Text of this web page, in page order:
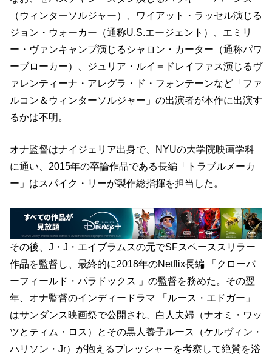
（ウィンターソルジャー）、ワイアット・ラッセル演じる
ジョン・ウォーカー（通称U.S.エージェント）、エミリ
ー・ヴァンキャンプ演じるシャロン・カーター（通称パワ
ーブローカー）、ジュリア・ルイ＝ドレイファス演じるヴ
ァレンティーナ・アレグラ・ド・フォンテーンなど「ファ
ルコン＆ウィンターソルジャー」の出演者が本作に出演す
るかは不明。
オナ監督はナイジェリア出身で、NYUの大学院映画学科
に通い、2015年の卒論作品である長編「トラブルメーカ
ー」はスパイク・リーが製作総指揮を担当した。
その後、J・J・エイブラムスの元でSFスペーススリラー
作品を監督し、最終的に2018年のNetflix長編 「クローバ
ーフィールド・パラドックス 」の監督を務めた。その翌
年、オナ監督のインディードラマ 「ルース・エドガー」
はサンダンス映画祭で公開され、白人夫婦（ナオミ・ワッ
ツとティム・ロス）とその黒人養子ルース（ケルヴィン・
ハリソン・Jr）が抱えるプレッシャーを考察して絶賛を浴